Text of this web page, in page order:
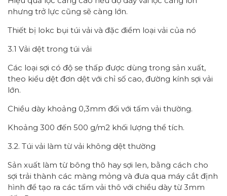
nhưng trở lực cũng sẽ càng lớn.
Thiết bị lokc bụi túi vải và đặc điểm loại vải của nó
3.1 Vải dệt trong túi vải
Các loại sợi có độ se thấp được dùng trong sản xuất,
theo kiểu dệt đơn dệt với chỉ số cao, đường kính sợi vải
lớn.
Chiều dày khoảng 0,3mm đối với tấm vải thường.
Khoảng 300 đến 500 g/m2 khối lượng thể tích.
3.2. Túi vải làm từ vải không dệt thường
Sản xuất làm từ bông thô hay sợi len, bằng cách cho
sợi trải thành các màng mỏng và đưa qua máy cắt định
hình để tạo ra các tấm vải thô với chiều dày từ 3mm